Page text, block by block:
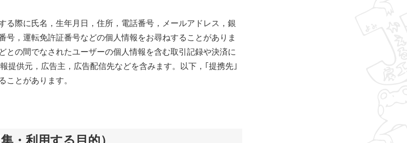
る際に氏名，生年月日，住所，電話番号，メールアドレス，銀
号，運転免許証番号などの個人情報をお尋ねすることがありま
との間でなされたユーザーの個人情報を含む取引記録や決済に
提供元，広告主，広告配信先などを含みます。以下，｢提携先｣
ことがあります。